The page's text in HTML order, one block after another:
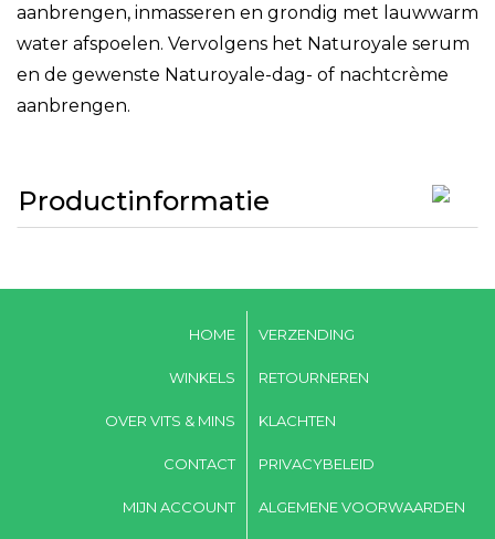
aanbrengen, inmasseren en grondig met lauwwarm
water afspoelen. Vervolgens het Naturoyale serum
en de gewenste Naturoyale-dag- of nachtcrème
aanbrengen.
Productinformatie
HOME
WINKELS
OVER VITS & MINS
CONTACT
MIJN ACCOUNT
VERZENDING
RETOURNEREN
KLACHTEN
PRIVACYBELEID
ALGEMENE VOORWAARDEN